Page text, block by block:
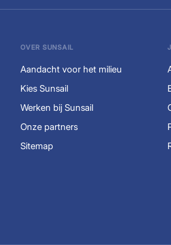
OVER SUNSAIL
Aandacht voor het milieu
Kies Sunsail
Werken bij Sunsail
Onze partners
Sitemap